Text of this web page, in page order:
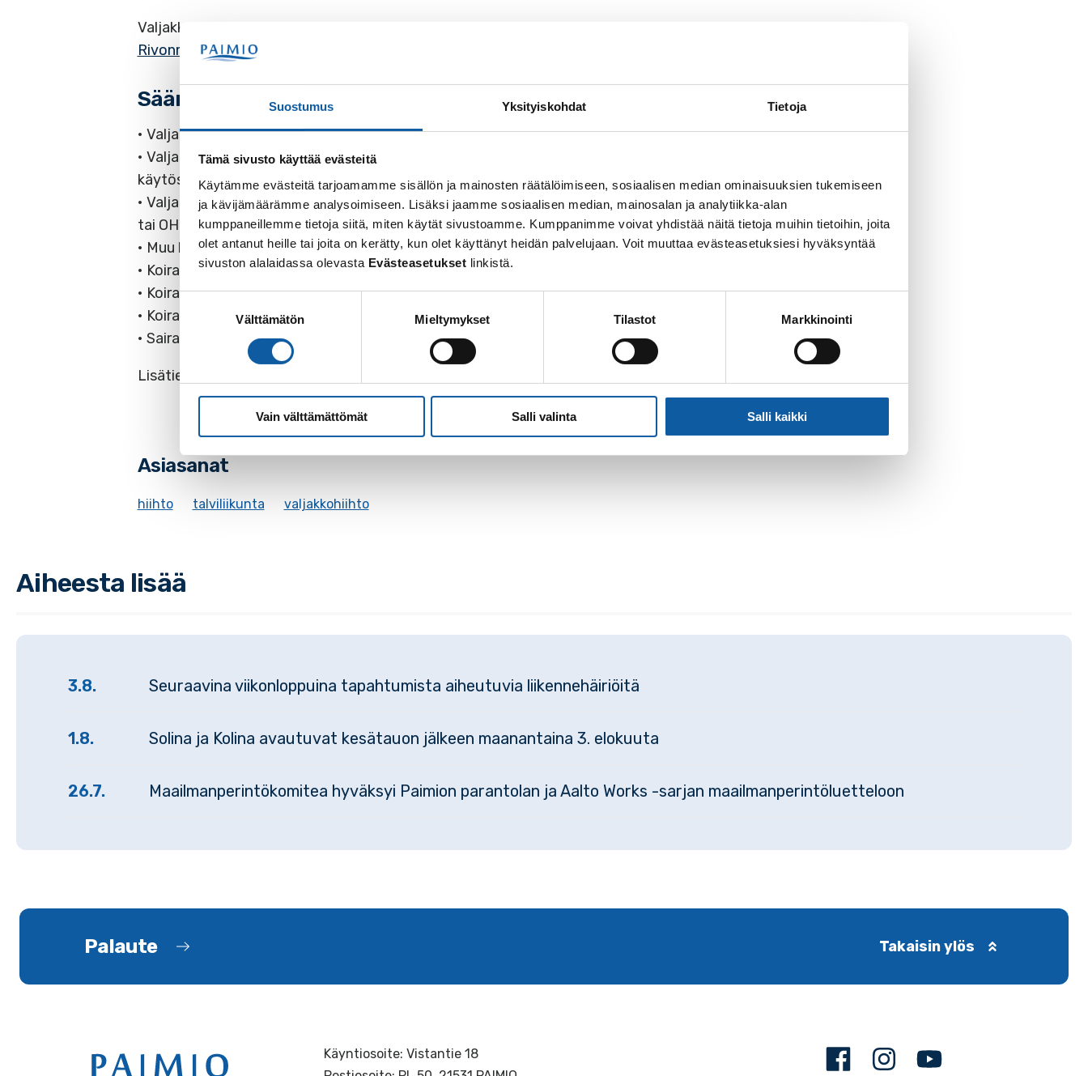
Suostumus Yksityiskohdat Tietoja
Tämä sivusto käyttää evästeitä
Käytämme evästeitä tarjoamamme sisällön ja mainosten räätälöimiseen, sosiaalisen median ominaisuuksien tukemiseen
ja kävijämäärämme analysoimiseen. Lisäksi jaamme sosiaalisen median, mainosalan ja analytiikka-alan
kumppaneillemme tietoja siitä, miten käytät sivustoamme. Kumppanimme voivat yhdistää näitä tietoja muihin tietoihin, joita
olet antanut heille tai joita on kerätty, kun olet käyttänyt heidän palvelujaan. Voit muuttaa evästeasetuksiesi hyväksyntää
sivuston alalaidassa olevasta Evästeasetukset linkistä.
Välttämätön Mieltymykset Tilastot Markkinointi
Vain välttämättömät Salli valinta Salli kaikki
Valjakkohiihdon aikatauluista ja säännöistä tullaan tiedottamaan kaupungin verkkosivuilla sekä
Rivonmäenreitinvirallisilla lähtöpaikoilla hiihtoväylän varrella.
Säännöt ja ohjeet valjakkohiihtoon Rivonmäenreitillä
• Valjakkohiihtovuorot ovat keskiviikkoisin klo 18.30 – 22.00 ja lauantaisin klo 8.00 – 14.00.
• Valjakkohiihtoa harrastetaan siihen tarkoitettuja varusteita ja välineitä käyttäen. Koiralla on oltava valjaat ja
käytössä joustava vetonaru.
• Valjakkohiihtäjä käyttää vapaantyylin uraa ja ohittaa aina vasemmalta puolelta. Kuullessasi huudon LATUA!
tai OHI!, pysy oikeassa reunassa, niin valjakkohiihtäjä suhahtaa ohi.
• Muu koirien ulkoilutus ei ole sallittua hiihtoväylillä järjestyslain mukaisesti (Järjestyslaki 4/14§)
• Koira on ulkoilutettava ennen ladulle tuloa.
• Koiran kanssa hiihtävä korjaa mahdolliset jätökset pois.
• Koirat ovat koulutettuja ja rokotukset sekä madotukset kunnossa.
• Sairasta tai aggressiivista koiraa ei tuoda hiihtoreitille.
Lisätietoja valjakkohiihdosta saat
Asiasanat
hiihto talviliikunta valjakkohiihto
Aiheesta lisää
3.8. Seuraavina viikonloppuina tapahtumista aiheutuvia liikennehäiriöitä
1.8. Solina ja Kolina avautuvat kesätauon jälkeen maanantaina 3. elokuuta
26.7. Maailmanperintökomitea hyväksyi Paimion parantolan ja Aalto Works -sarjan maailmanperintöluetteloon
Palaute Takaisin ylös
Käyntiosoite: Vistantie 18
FacebookInstagram